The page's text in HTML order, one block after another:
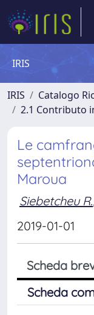
IRIS
IRIS Catalogo
2.1 Contributo
Le
Maroua
Siebetcheu R.
2019-01-01
Scheda
Scheda